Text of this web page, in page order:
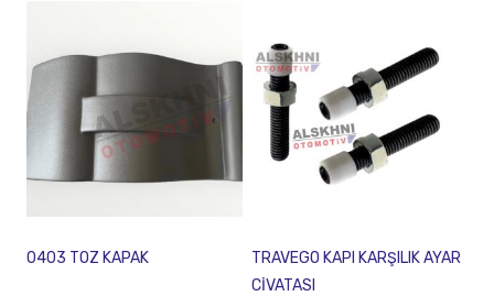
0403 TOZ KAPAK
TRAVEGO KAPI KARŞILIK AYAR
CİVATASI